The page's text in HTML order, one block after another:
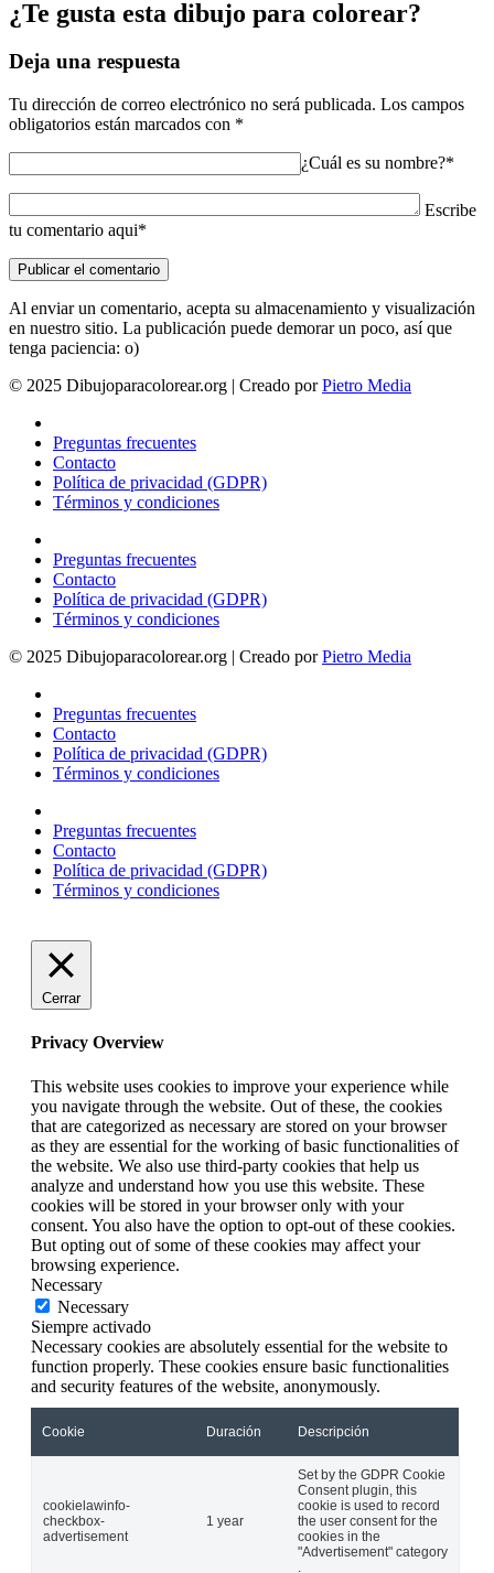
¿Te gusta esta dibujo para colorear?
Deja una respuesta
Tu dirección de correo electrónico no será publicada. Los campos
obligatorios están marcados con *
¿Cuál es su nombre?*
Escribe
tu comentario aqui*
Al enviar un comentario, acepta su almacenamiento y visualización
en nuestro sitio. La publicación puede demorar un poco, así que
tenga paciencia: o)
© 2025 Dibujoparacolorear.org | Creado porPietro Media
Preguntas frecuentes
Contacto
Política de privacidad (GDPR)
Términos y condiciones
Preguntas frecuentes
Contacto
Política de privacidad (GDPR)
Términos y condiciones
© 2025 Dibujoparacolorear.org | Creado porPietro Media
Preguntas frecuentes
Contacto
Política de privacidad (GDPR)
Términos y condiciones
Preguntas frecuentes
Contacto
Política de privacidad (GDPR)
Términos y condiciones
Cerrar
Privacy Overview
This website uses cookies to improve your experience while
you navigate through the website. Out of these, the cookies
that are categorized as necessary are stored on your browser
as they are essential for the working of basic functionalities of
the website. We also use third-party cookies that help us
analyze and understand how you use this website. These
cookies will be stored in your browser only with your
consent. You also have the option to opt-out of these cookies.
But opting out of some of these cookies may affect your
browsing experience.
Necessary
Necessary
Siempre activado
Necessary cookies are absolutely essential for the website to
function properly. These cookies ensure basic functionalities
and security features of the website, anonymously.
Cookie Duración Descripción
cookielawinfo-
checkbox-
advertisement
1 year
Set by the GDPR Cookie
Consent plugin, this
cookie is used to record
the user consent for the
cookies in the
"Advertisement" category